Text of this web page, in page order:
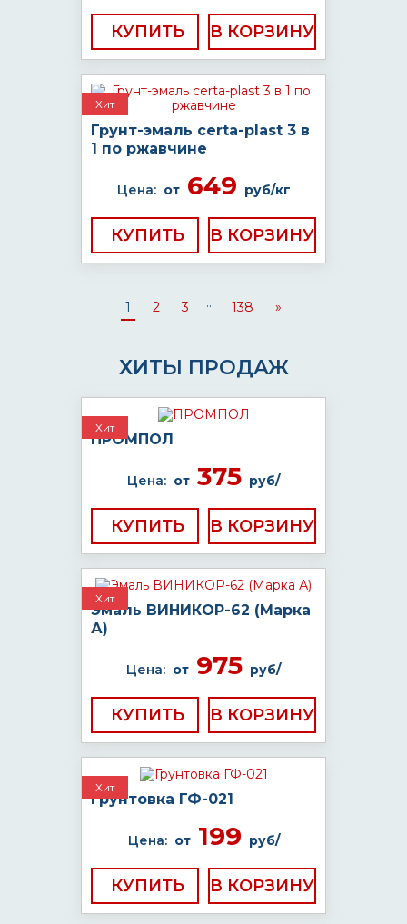
КУПИТЬ
Хит
Грунт-эмаль certa-plast 3 в
1 по ржавчине
Цена: от649 руб/кг
КУПИТЬ
1 2 3 ... 138 »
ХИТЫ ПРОДАЖ
Хит
ПРОМПОЛ
Цена: от 375 руб/
КУПИТЬ
Хит
Эмаль ВИНИКОР-62 (Марка
А)
Цена: от 975 руб/
КУПИТЬ
Хит
Грунтовка ГФ-021
Цена: от199 руб/
КУПИТЬ